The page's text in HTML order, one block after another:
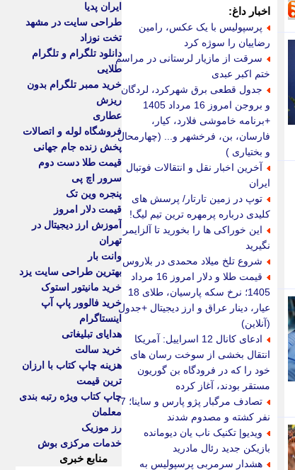
اخبار داغ:
پرسپولیس با یک عکس، رامین
رضاییان را سوژه کرد
سرقت از مازیار لرستانی در مراسم
ختم اکبر عبدی
جدول قطعی برق شهرکرد، لردگان
و بروجن امروز 16 مرداد 1405
+برنامه خاموشی فلارد، کیار،
فارسان، بن، فرخشهر و... (چهارمحال
و بختیاری )
آخرین اخبار نقل و انتقالات فوتبال
ایران
توپ در زمین تارتار/ پرسش های
کلیدی درباره پرمهره ترین تیم لیگ!
این خوراکی ها را بخورید تا آلزایمر
نگیرید
شروع تلخ میلاد محمدی در بلاروس
قیمت طلا و دلار امروز 16 مرداد
1405؛ نرخ سکه پارسیان، طلای 18
عیار، دینار عراق و ارز دیجیتال +جدول
(آنلاین)
ادعای کانال 12 اسراییل: آمریکا
انتقال بخشی از سوخت رسان های
خود را که در فرودگاه بن گوریون
مستقر بودند، آغاز کرده
تصادف مرگبار پژو پارس و ساینا؛ 7
نفر کشته و مصدوم شدند
ویدیو| تکنیک ناب یان دیومانده
بازیکن جدید رئال مادرید
هشدار سرمربی پرسپولیس به
ایران پدیا
طراحی سایت در مشهد
تخت نوزاد
دانلود تلگرام و تلگرام
طلایی
خرید ممبر تلگرام بدون
ریزش
عطاری
فروشگاه لوله و اتصالات
پخش زنده جام جهانی
قیمت طلا دست دوم
سرور اچ پی
پنجره وین تک
قیمت دلار امروز
آموزش ارز دیجیتال در
تهران
وانت بار
بهترین طراحی سایت یزد
خرید مانیتور استوک
خرید فالوور پاپ آپ
اینستاگرام
هدایای تبلیغاتی
خرید سالت
هزینه چاپ کتاب با ارزان
ترین قیمت
چاپ کتاب ویژه رتبه بندی
معلمان
رز موزیک
خدمات مرکزی بوش
منابع خبری